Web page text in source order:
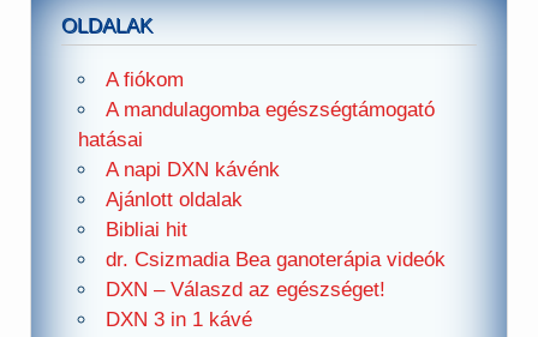
OLDALAK
A fiókom
A mandulagomba egészségtámogató
hatásai
A napi DXN kávénk
Ajánlott oldalak
Bibliai hit
dr. Csizmadia Bea ganoterápia videók
DXN – Válaszd az egészséget!
DXN 3 in 1 kávé